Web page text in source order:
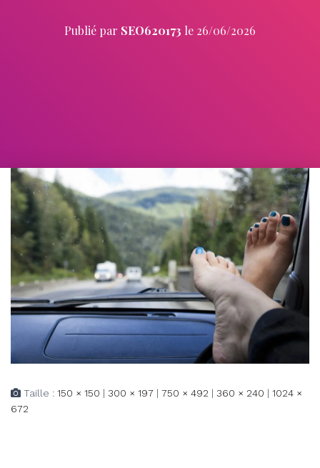
Publié par SEO620173 le 26/06/2026
Taille : 150 × 150 | 300 × 197 | 750 × 492 | 360 × 240 | 1024 ×
672